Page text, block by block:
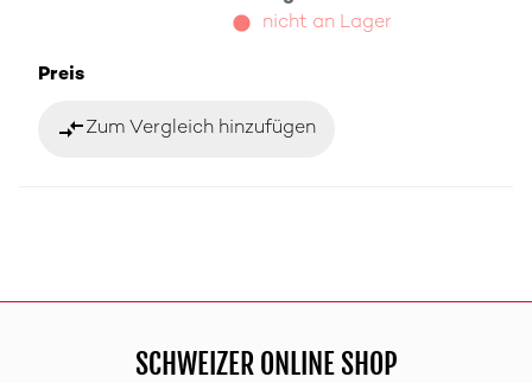
nicht an Lager
Preis
compare_arrowsZum Vergleich hinzufügen
SCHWEIZER ONLINE SHOP